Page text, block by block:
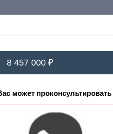
8 457 000 ₽
может проконсультировать